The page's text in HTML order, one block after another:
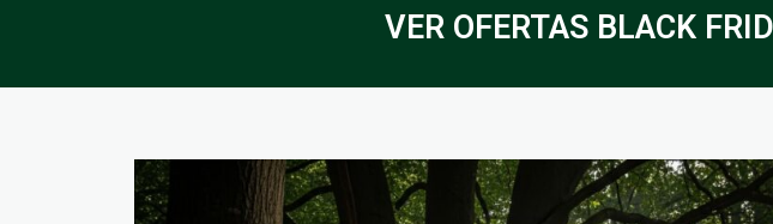
VER OFERTAS BLACK